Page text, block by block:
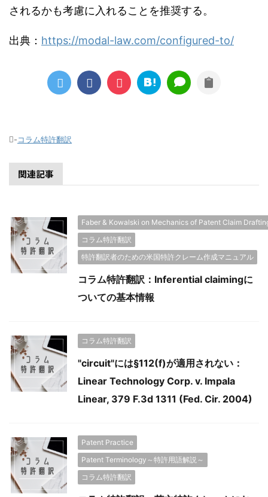
されるかも考慮に入れることを推奨する。
出典： https://modal-law.com/configured-to/
-コラム特許翻訳
関連記事
Faber & Kowalski on Mechanics of Patent Claim
コラム特許翻訳
特許翻訳者のための米国特許クレーム作成マニュアル
コラム特許翻訳：Inferential claimingに
ついての基本情報
コラム特許翻訳
"circuit"には§112(f)が適用されない：
Linear Technology Corp. v. Impala
Linear, 379 F.3d 1311 (Fed. Cir. 2004)
Patent Practice
Patent Terminology～特許用語解説～
コラム特許翻訳